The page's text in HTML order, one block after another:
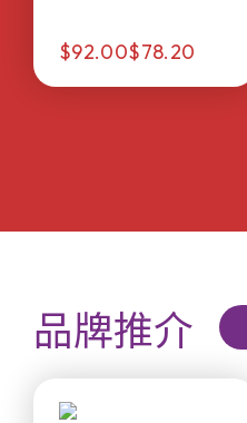
$92.00$78.20
品牌推介